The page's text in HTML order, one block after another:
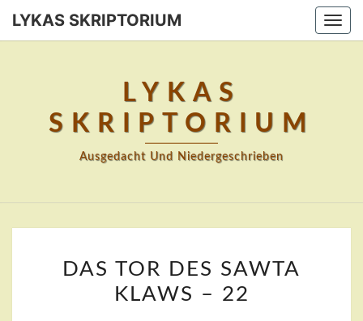
Skip
LYKAS SKRIPTORIUM
LYKAS
SKRIPTORIUM
Ausgedacht Und Niedergeschrieben
TOR
DES
DAS TOR DES SAWTA
KLAWS – 22